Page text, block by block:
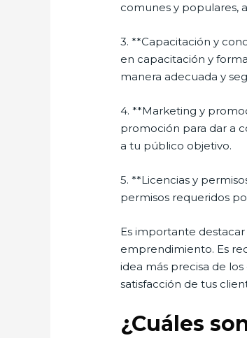
comunes y populares,
3. **Capacitación y
en capacitación y
manera adecuada y
4. **Marketing y
promoción para dar a
a tu público objetivo.
5. **Licencias y
permisos requeridos
Es importante
emprendimiento. Es
idea más precisa de
satisfacción de tus
¿Cuáles